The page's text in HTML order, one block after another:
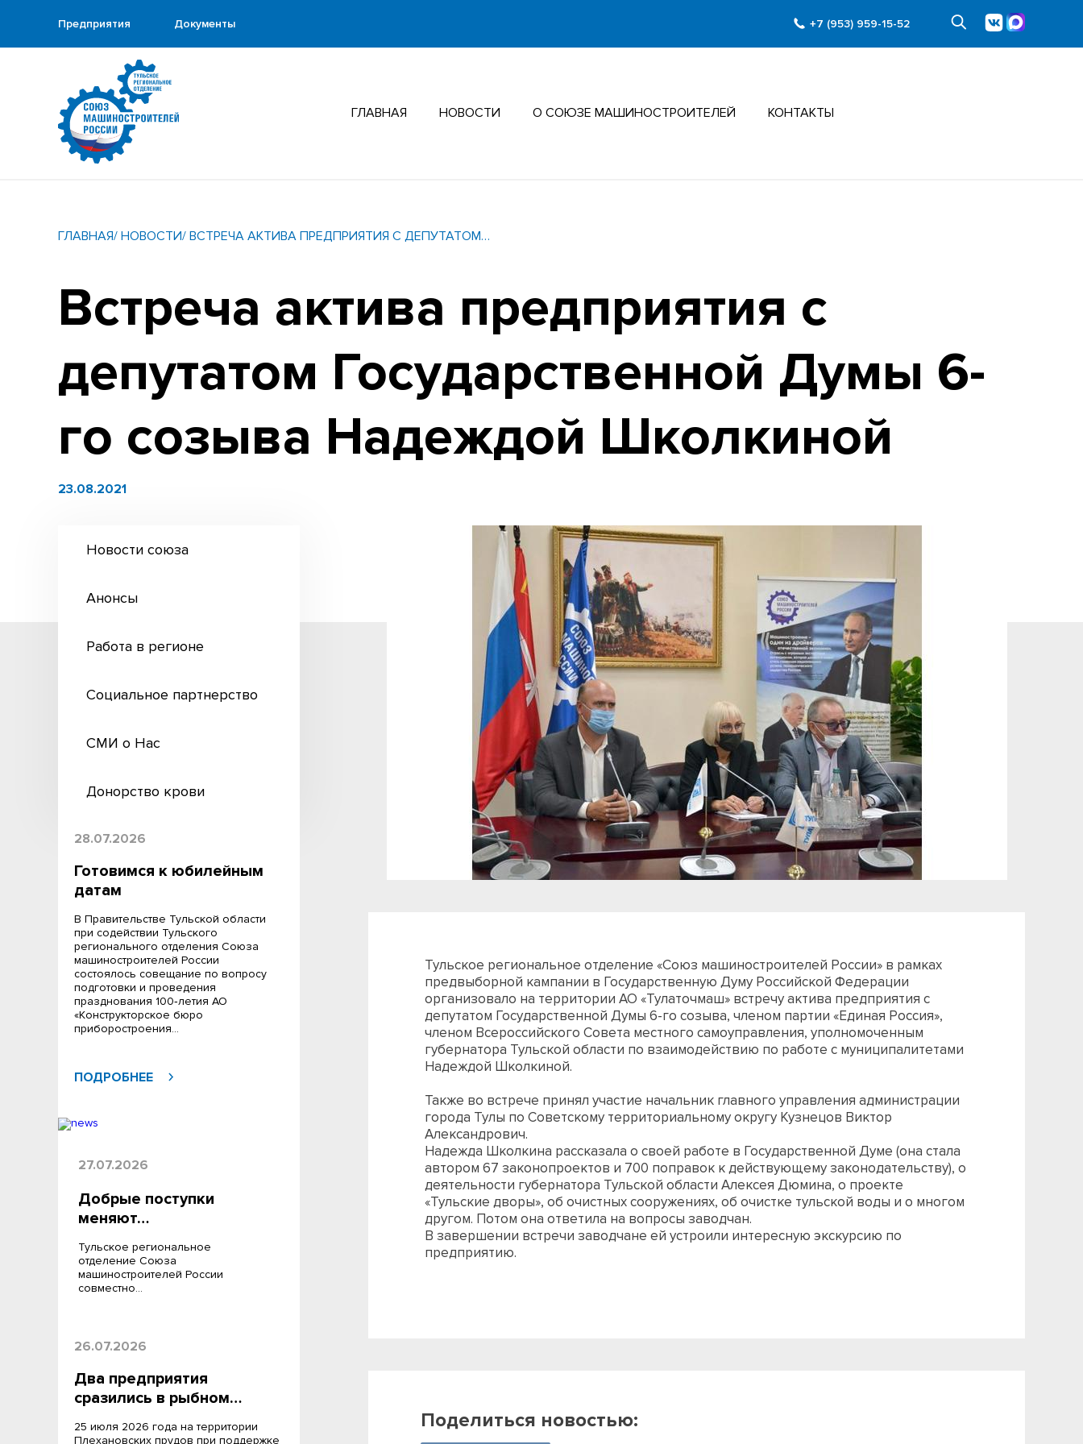
Предприятия Документы +7 (953) 959-15-52
ГЛАВНАЯ НОВОСТИ О СОЮЗЕ МАШИНОСТРОИТЕЛЕЙ КОНТАКТЫ
ГЛАВНАЯ/ НОВОСТИ/ ВСТРЕЧА АКТИВА ПРЕДПРИЯТИЯ С ДЕПУТАТОМ…
Встреча актива предприятия с
депутатом Государственной Думы 6-
го созыва Надеждой Школкиной
23.08.2021
Новости союза
Анонсы
Работа в регионе
Социальное партнерство
СМИ о Нас
Донорство крови
28.07.2026
Готовимся к юбилейным
датам
В Правительстве Тульской области
при содействии Тульского
регионального отделения Союза
машиностроителей России
состоялось совещание по вопросу
подготовки и проведения
празднования 100‑летия АО
«Конструкторское бюро
приборостроения…
ПОДРОБНЕЕ
27.07.2026
Добрые поступки
меняют…
Тульское региональное
отделение Союза
машиностроителей России
совместно…
26.07.2026
Два предприятия
сразились в рыбном…
25 июля 2026 года на территории
Плехановских прудов при поддержке
Тульское региональное отделение «Союз машиностроителей России» в рамках
предвыборной кампании в Государственную Думу Российской Федерации
организовало на территории АО «Тулаточмаш» встречу актива предприятия с
депутатом Государственной Думы 6-го созыва, членом партии «Единая Россия»,
членом Всероссийского Совета местного самоуправления, уполномоченным
губернатора Тульской области по взаимодействию по работе с муниципалитетами
Надеждой Школкиной.
Также во встрече принял участие начальник главного управления администрации
города Тулы по Советскому территориальному округу Кузнецов Виктор
Александрович.
Надежда Школкина рассказала о своей работе в Государственной Думе (она стала
автором 67 законопроектов и 700 поправок к действующему законодательству), о
деятельности губернатора Тульской области Алексея Дюмина, о проекте
«Тульские дворы», об очистных сооружениях, об очистке тульской воды и о многом
другом. Потом она ответила на вопросы заводчан.
В завершении встречи заводчане ей устроили интересную экскурсию по
предприятию.
Поделиться новостью: